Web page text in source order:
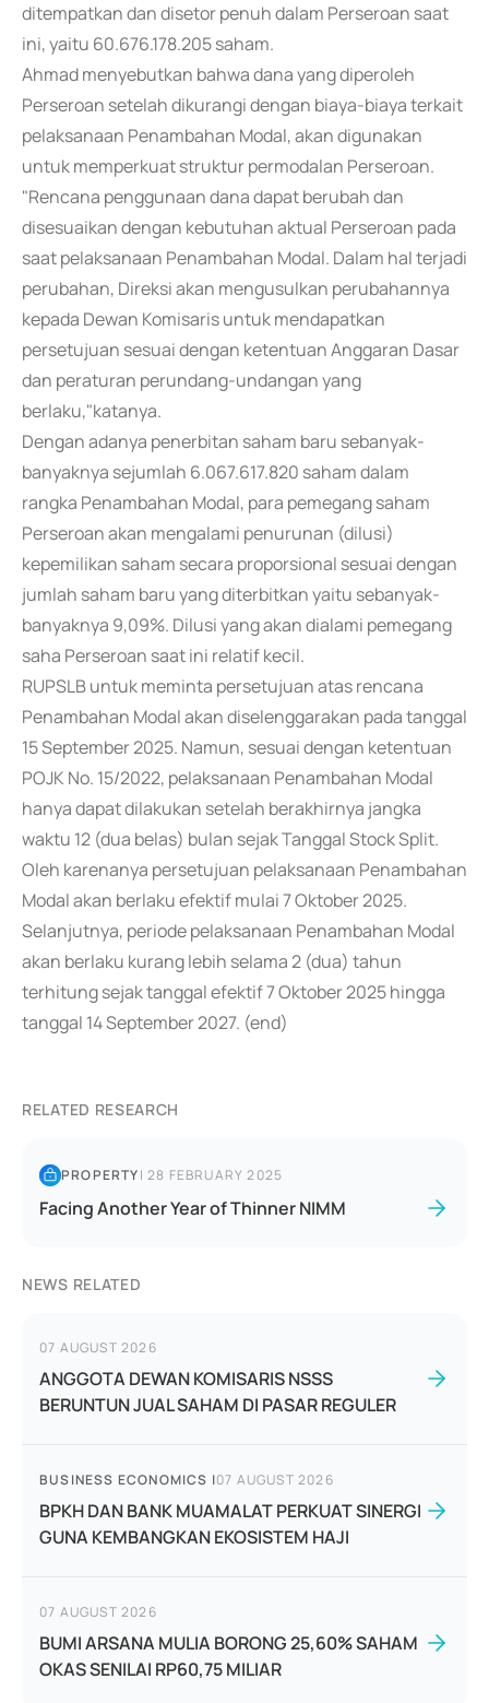
ditempatkan dan disetor penuh dalam Perseroan saat
ini, yaitu 60.676.178.205 saham.
Ahmad menyebutkan bahwa dana yang diperoleh
Perseroan setelah dikurangi dengan biaya-biaya terkait
pelaksanaan Penambahan Modal, akan digunakan
untuk memperkuat struktur permodalan Perseroan.
"Rencana penggunaan dana dapat berubah dan
disesuaikan dengan kebutuhan aktual Perseroan pada
saat pelaksanaan Penambahan Modal. Dalam hal terjadi
perubahan, Direksi akan mengusulkan perubahannya
kepada Dewan Komisaris untuk mendapatkan
persetujuan sesuai dengan ketentuan Anggaran Dasar
dan peraturan perundang-undangan yang
berlaku,"katanya.
Dengan adanya penerbitan saham baru sebanyak-
banyaknya sejumlah 6.067.617.820 saham dalam
rangka Penambahan Modal, para pemegang saham
Perseroan akan mengalami penurunan (dilusi)
kepemilikan saham secara proporsional sesuai dengan
jumlah saham baru yang diterbitkan yaitu sebanyak-
banyaknya 9,09%. Dilusi yang akan dialami pemegang
saha Perseroan saat ini relatif kecil.
RUPSLB untuk meminta persetujuan atas rencana
Penambahan Modal akan diselenggarakan pada tanggal
15 September 2025. Namun, sesuai dengan ketentuan
POJK No. 15/2022, pelaksanaan Penambahan Modal
hanya dapat dilakukan setelah berakhirnya jangka
waktu 12 (dua belas) bulan sejak Tanggal Stock Split.
Oleh karenanya persetujuan pelaksanaan Penambahan
Modal akan berlaku efektif mulai 7 Oktober 2025.
Selanjutnya, periode pelaksanaan Penambahan Modal
akan berlaku kurang lebih selama 2 (dua) tahun
terhitung sejak tanggal efektif 7 Oktober 2025 hingga
tanggal 14 September 2027. (end)
RELATED RESEARCH
PROPERTY|28 FEBRUARY 2025
Facing Another Year of Thinner NIMM
NEWS RELATED
07 AUGUST 2026
ANGGOTA DEWAN KOMISARIS NSSS
BERUNTUN JUAL SAHAM DI PASAR REGULER
BUSINESS ECONOMICS |07 AUGUST 2026
BPKH DAN BANK MUAMALAT PERKUAT SINERGI
GUNA KEMBANGKAN EKOSISTEM HAJI
07 AUGUST 2026
BUMI ARSANA MULIA BORONG 25,60% SAHAM
OKAS SENILAI RP60,75 MILIAR